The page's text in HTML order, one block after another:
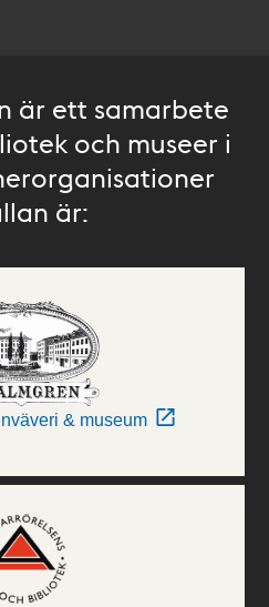
är ett samarbete
och museer i
är:
& museum